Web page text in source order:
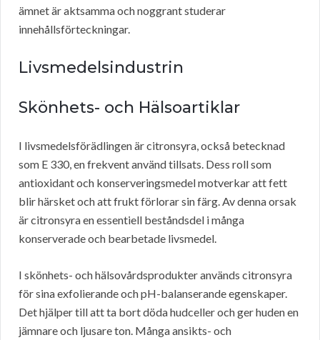
ämnet är aktsamma och noggrant studerar
innehållsförteckningar.
Livsmedelsindustrin
Skönhets- och Hälsoartiklar
I livsmedelsförädlingen är citronsyra, också betecknad
som E 330, en frekvent använd tillsats. Dess roll som
antioxidant och konserveringsmedel motverkar att fett
blir härsket och att frukt förlorar sin färg. Av denna orsak
är citronsyra en essentiell beståndsdel i många
konserverade och bearbetade livsmedel.
I skönhets- och hälsovårdsprodukter används citronsyra
för sina exfolierande och pH-balanserande egenskaper.
Det hjälper till att ta bort döda hudceller och ger huden en
jämnare och ljusare ton. Många ansikts- och